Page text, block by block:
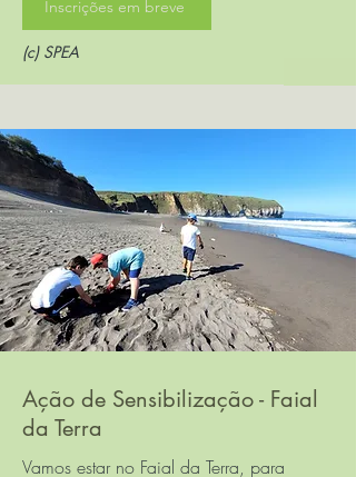
Inscrições em breve
(c) SPEA
Ação de Sensibilização - Faial
da Terra
Vamos estar no Faial da Terra, para